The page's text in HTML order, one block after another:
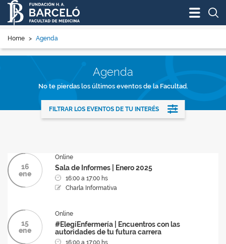
Home > Agenda
Agenda
No te pierdas los últimos eventos de la Facultad.
FILTRAR LOS EVENTOS DE TU INTERÉS
16
ene
Online
Sala de Informes | Enero 2025
16:00 a 17:00 hs
Charla Informativa
15
ene
Online
#ElegíEnfermería | Encuentros con las
autoridades de tu futura carrera
16:00 a 17:00 hs